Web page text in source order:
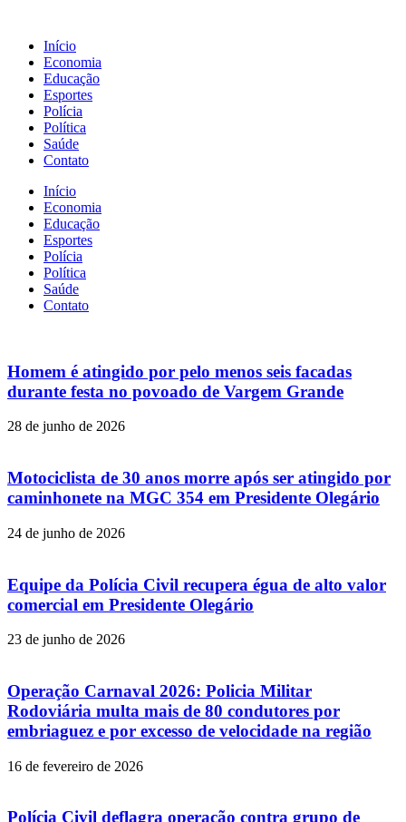
Início
Economia
Educação
Esportes
Polícia
Política
Saúde
Contato
Início
Economia
Educação
Esportes
Polícia
Política
Saúde
Contato
Homem é atingido por pelo menos seis facadas
durante festa no povoado de Vargem Grande
28 de junho de 2026
Motociclista de 30 anos morre após ser atingido por
caminhonete na MGC 354 em Presidente Olegário
24 de junho de 2026
Equipe da Polícia Civil recupera égua de alto valor
comercial em Presidente Olegário
23 de junho de 2026
Operação Carnaval 2026: Policia Militar
Rodoviária multa mais de 80 condutores por
embriaguez e por excesso de velocidade na região
16 de fevereiro de 2026
Polícia Civil deflagra operação contra grupo de